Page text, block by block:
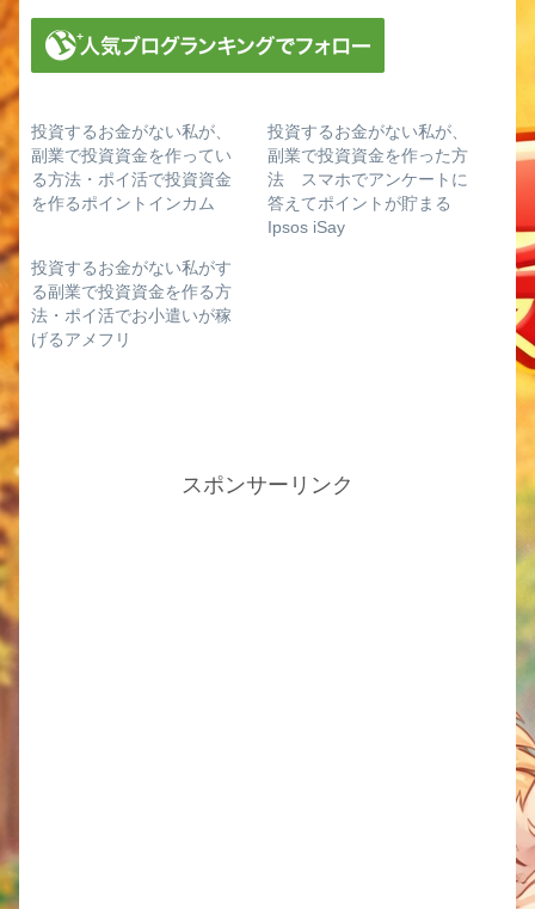
証券口座の作り方 10分で終わる＆
失敗しない手順を解説、記事はこちら
に書いてますのでよろしければ参考に
して下さい↓◆はじめに「米国株を始
に、この記事では、★松井証...
投資するお金がない私が、
副業で投資資金を作ってい
る方法・ポイ活で投資資金
を作るポイントインカム
投資するお金がない私が、
副業で投資資金を作った方
法 スマホでアンケートに
答えてポイントが貯まる
Ipsos iSay
投資するお金がない私がす
る副業で投資資金を作る方
法・ポイ活でお小遣いが稼
げるアメフリ
スポンサーリンク